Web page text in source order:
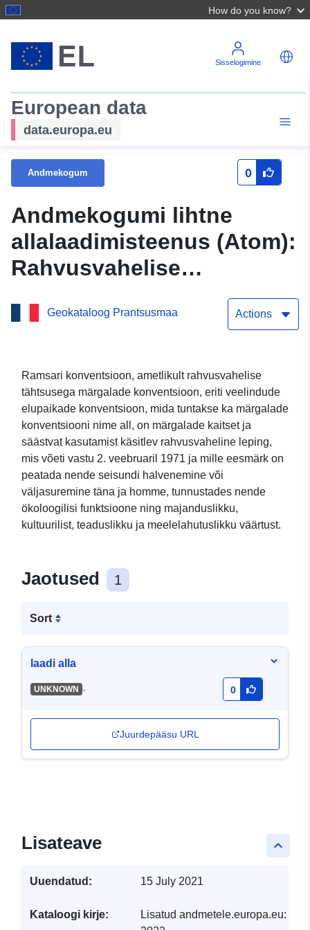
How do you know?
Sisselogimine
European data
data.europa.eu
Andmekogum 0
Andmekogumi lihtne
allalaadimisteenus (Atom):
Rahvusvahelise
tähtsusega märgalad –
RAMSARi konventsioon –
d’Azur
Geokataloog Prantsusmaa Actions
Ramsari konventsioon, ametlikult rahvusvahelise
tähtsusega märgalade konventsioon, eriti veelindude
elupaikade konventsioon, mida tuntakse ka märgalade
konventsiooni nime all, on märgalade kaitset ja
säästvat kasutamist käsitlev rahvusvaheline leping,
mis võeti vastu 2. veebruaril 1971 ja mille eesmärk on
peatada nende seisundi halvenemine või
väljasuremine täna ja homme, tunnustades nende
ökoloogilisi funktsioone ning majanduslikku,
kultuurilist, teaduslikku ja meelelahutuslikku väärtust.
Jaotused 1
Sort
laadi alla
UNKNOWN - 0
Juurdepääsu URL
keyboard_arrow_up
Lisateave
Uuendatud: 15 July 2021
Kataloogi kirje: Lisatud andmetele.europa.eu: